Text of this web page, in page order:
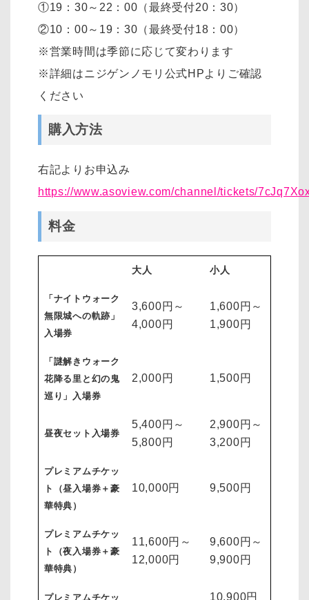
①19：30～22：00（最終受付20：30）
②10：00～19：30（最終受付18：00）
※営業時間は季節に応じて変わります
※詳細はニジゲンノモリ公式HPよりご確認
ください
購入方法
右記よりお申込み
https://www.asoview.com/channel/tickets/
料金
大人 小人
「ナイトウォーク
無限城への軌跡」
入場券
3,600円～
4,000円
1,600円～
1,900円
「謎解きウォーク
花降る里と幻の鬼
巡り」入場券
2,000円 1,500円
昼夜セット入場券
5,400円～
5,800円
2,900円～
3,200円
プレミアムチケッ
ト（昼入場券＋豪
華特典）
10,000円 9,500円
プレミアムチケッ
ト（夜入場券＋豪
華特典）
11,600円～
12,000円
9,600円～
9,900円
プレミアムチケッ
10,900円